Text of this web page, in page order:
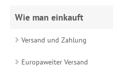
Wie man einkauft
Versand und Zahlung
Europaweiter Versand